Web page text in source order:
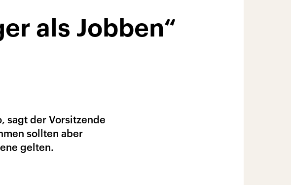
als Jobben“
sagt der Vorsitzende
sollten aber
gelten.